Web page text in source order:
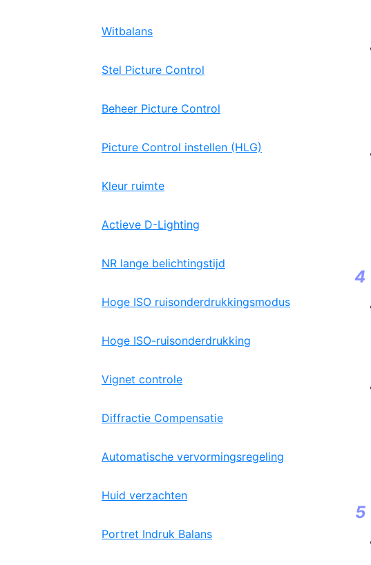
Witbalans
Stel Picture Control
Beheer Picture Control
Picture Control instellen (HLG)
Kleur ruimte
Actieve D-Lighting
NR lange belichtingstijd
Hoge ISO ruisonderdrukkingsmodus
Hoge ISO-ruisonderdrukking
Vignet controle
Diffractie Compensatie
Automatische vervormingsregeling
Huid verzachten
Portret Indruk Balans